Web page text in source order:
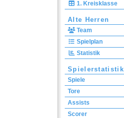
1. Kreisklasse
Alte Herren
Team
Spielplan
Statistik
Spielerstatistik
Spiele
Tore
Assists
Scorer